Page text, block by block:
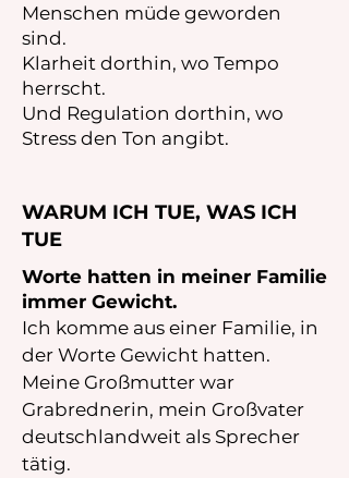
Menschen müde geworden
sind.
Klarheit dorthin, wo Tempo
herrscht.
Und Regulation dorthin, wo
Stress den Ton angibt.
WARUM ICH TUE, WAS ICH
TUE
Worte hatten in meiner Familie
immer Gewicht.
​​Ich komme aus einer Familie, in
der Worte Gewicht hatten.
Meine Großmutter war
Grabrednerin, mein Großvater
deutschlandweit als Sprecher
tätig.